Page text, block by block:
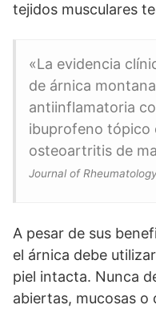
tejidos musculares
«La evidencia
de árnica
antiinflamatoria
ibuprofeno tópico
osteoartritis de
Journal of
A pesar de sus
el árnica debe
piel intacta. Nunca
abiertas, mucosas o